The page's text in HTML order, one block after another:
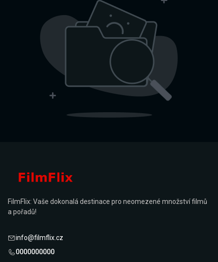
FilmFlix: Vaše dokonalá destinace pro neomezené množství filmů
a pořadů!
info@filmflix.cz
0000000000